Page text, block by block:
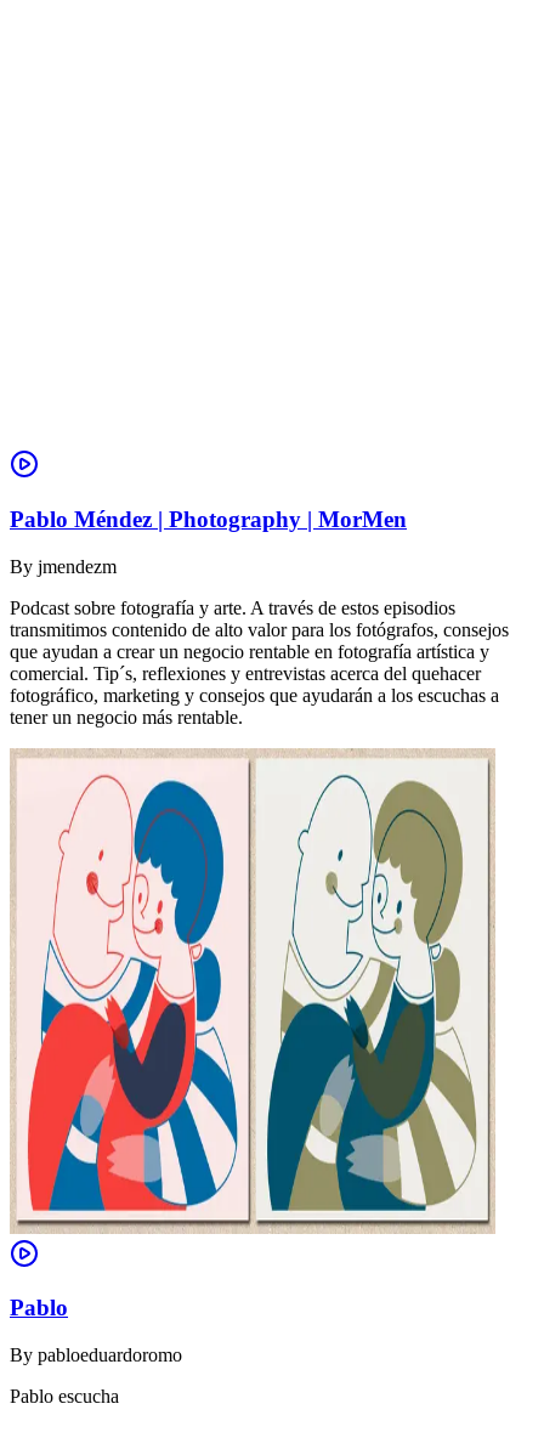
Pablo Méndez | Photography | MorMen
By jmendezm
Podcast sobre fotografía y arte. A través de estos episodios
transmitimos contenido de alto valor para los fotógrafos, consejos
que ayudan a crear un negocio rentable en fotografía artística y
comercial. Tip´s, reflexiones y entrevistas acerca del quehacer
fotográfico, marketing y consejos que ayudarán a los escuchas a
tener un negocio más rentable.
Pablo
By pabloeduardoromo
Pablo escucha